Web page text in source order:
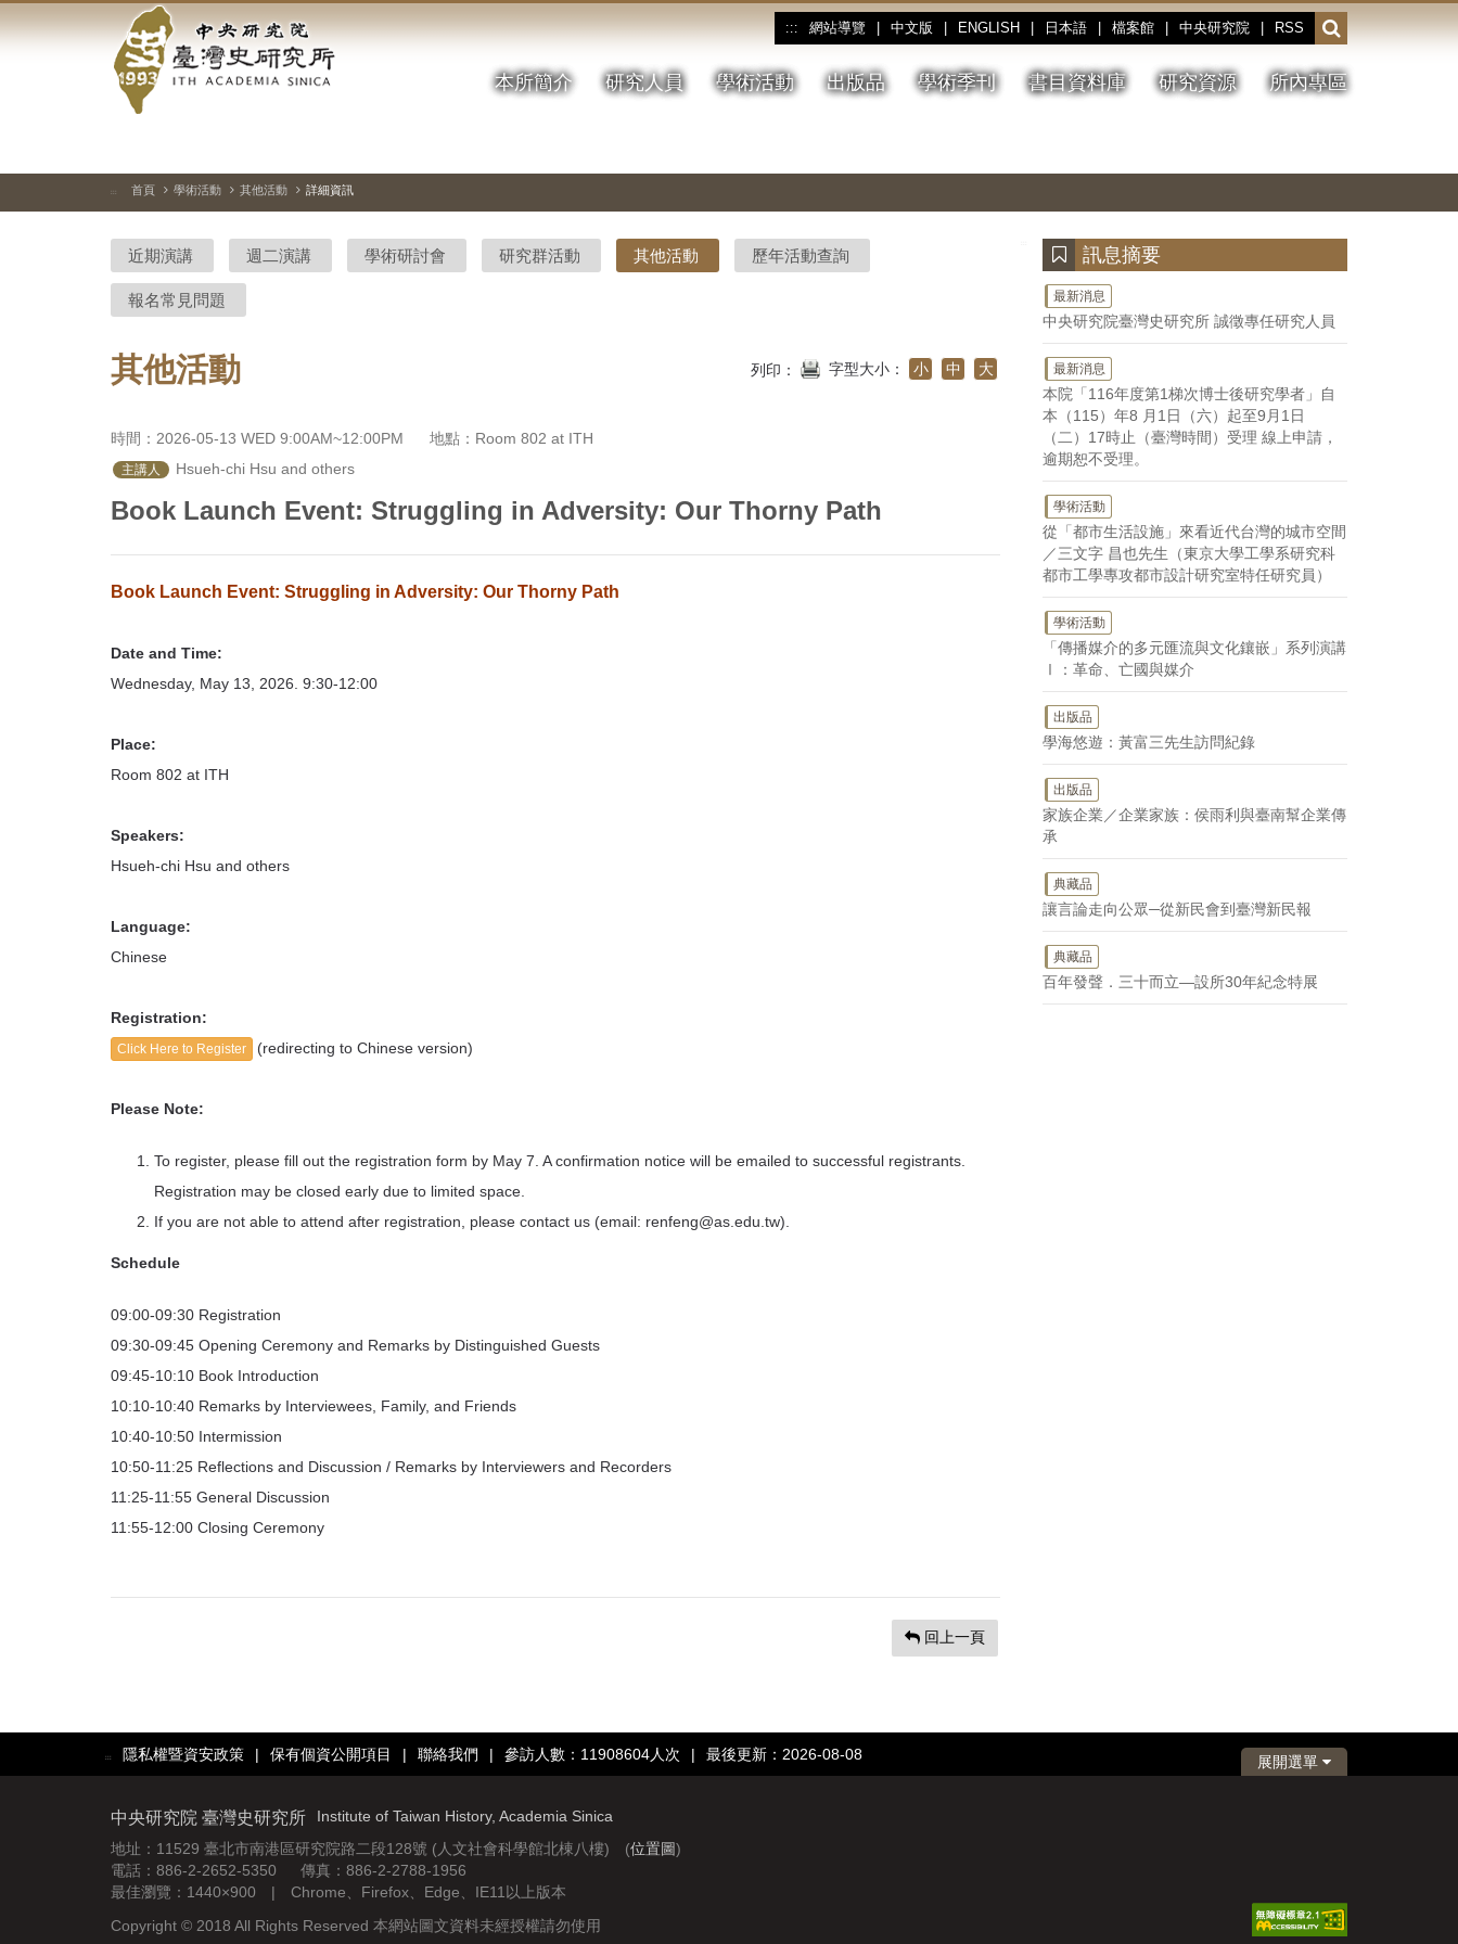
到
中
央
研
院-
臺
灣
史
研
所-
首
頁
::: 網站導覽 中文版 ENGLISH 日本語 檔案館 中央研究院 RSS
開
啟
或
收
本所簡介 研究人員 學術活動 出版品 學術季刊 書目資料庫 研究資源 所內專區
停、
圖
圖
結
::: 首頁 學術活動 其他活動 詳細資訊
近期演講 週二演講 學術研討會 研究群活動 其他活動 歷年活動查詢
報名常見問題
其他活動 列印： 字型大小： 小 中 大
時間：2026-05-13 WED 9:00AM~12:00PM 地點：Room 802 at ITH
主講人 Hsueh-chi Hsu and others
Book Launch Event: Struggling in Adversity: Our Thorny Path
Book Launch Event: Struggling in Adversity: Our Thorny Path
Date and Time:
Wednesday, May 13, 2026. 9:30-12:00
Place:
Room 802 at ITH
Speakers:
Hsueh-chi Hsu and others
Language:
Chinese
Registration:
Click Here to Register (redirecting to Chinese version)
Please Note:
To register, please fill out the registration form by May 7. A confirmation notice will be emailed to successful registrants.
Registration may be closed early due to limited space.
If you are not able to attend after registration, please contact us (email: renfeng@as.edu.tw).
Schedule
09:00-09:30 Registration
09:30-09:45 Opening Ceremony and Remarks by Distinguished Guests
09:45-10:10 Book Introduction
10:10-10:40 Remarks by Interviewees, Family, and Friends
10:40-10:50 Intermission
10:50-11:25 Reflections and Discussion / Remarks by Interviewers and Recorders
11:25-11:55 General Discussion
11:55-12:00 Closing Ceremony
回上一頁
訊息摘要
最新消息
中央研究院臺灣史研究所 誠徵專任研究人員
最新消息
本院「116年度第1梯次博士後研究學者」自
本（115）年8 月1日（六）起至9月1日
（二）17時止（臺灣時間）受理 線上申請，
逾期恕不受理。
學術活動
從「都市生活設施」來看近代台灣的城市空間
／三文字 昌也先生（東京大學工學系研究科
都市工學專攻都市設計研究室特任研究員）
學術活動
「傳播媒介的多元匯流與文化鑲嵌」系列演講
Ⅰ：革命、亡國與媒介
出版品
學海悠遊：黃富三先生訪問紀錄
出版品
家族企業／企業家族：侯雨利與臺南幫企業傳
承
典藏品
讓言論走向公眾─從新民會到臺灣新民報
典藏品
百年發聲．三十而立—設所30年紀念特展
::: 隱私權暨資安政策 | 保有個資公開項目 | 聯絡我們 | 參訪人數：11908604人次 | 最後更新：2026-08-08 展開選單
中央研究院 臺灣史研究所
Institute of Taiwan History, Academia Sinica
地址：11529 臺北市南港區研究院路二段128號 (人文社會科學館北棟八樓) (位置圖)
電話：886-2-2652-5350 傳真：886-2-2788-1956
最佳瀏覽：1440×900 | Chrome、Firefox、Edge、IE11以上版本
Copyright © 2018 All Rights Reserved 本網站圖文資料未經授權請勿使用